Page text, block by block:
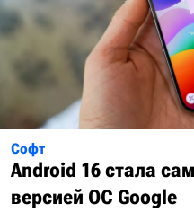
Софт
Android 16 стала
версией ОС Google